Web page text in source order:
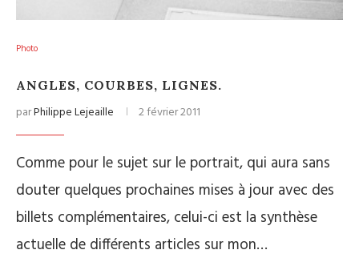
Photo
ANGLES, COURBES, LIGNES.
parPhilippe Lejeaille 2 février 2011
Comme pour le sujet sur le portrait, qui aura sans
douter quelques prochaines mises à jour avec des
billets complémentaires, celui-ci est la synthèse
actuelle de différents articles sur mon…